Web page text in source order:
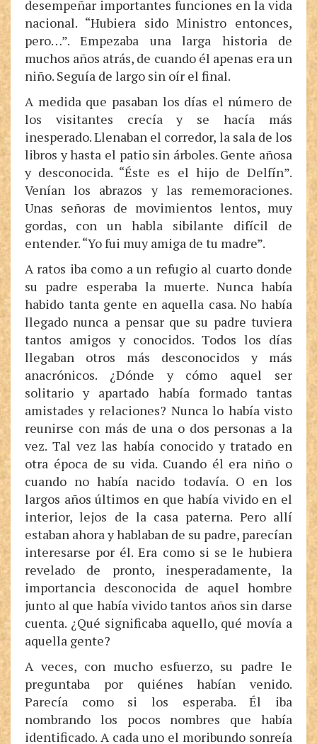
desempeñar importantes funciones en la vida
nacional. “Hubiera sido Ministro entonces,
pero…”. Empezaba una larga historia de
muchos años atrás, de cuando él apenas era un
niño. Seguía de largo sin oír el final.
A medida que pasaban los días el número de
los visitantes crecía y se hacía más
inesperado. Llenaban el corredor, la sala de los
libros y hasta el patio sin árboles. Gente añosa
y desconocida. “Éste es el hijo de Delfín”.
Venían los abrazos y las rememoraciones.
Unas señoras de movimientos lentos, muy
gordas, con un habla sibilante difícil de
entender. “Yo fui muy amiga de tu madre”.
A ratos iba como a un refugio al cuarto donde
su padre esperaba la muerte. Nunca había
habido tanta gente en aquella casa. No había
llegado nunca a pensar que su padre tuviera
tantos amigos y conocidos. Todos los días
llegaban otros más desconocidos y más
anacrónicos. ¿Dónde y cómo aquel ser
solitario y apartado había formado tantas
amistades y relaciones? Nunca lo había visto
reunirse con más de una o dos personas a la
vez. Tal vez las había conocido y tratado en
otra época de su vida. Cuando él era niño o
cuando no había nacido todavía. O en los
largos años últimos en que había vivido en el
interior, lejos de la casa paterna. Pero allí
estaban ahora y hablaban de su padre, parecían
interesarse por él. Era como si se le hubiera
revelado de pronto, inesperadamente, la
importancia desconocida de aquel hombre
junto al que había vivido tantos años sin darse
cuenta. ¿Qué significaba aquello, qué movía a
aquella gente?
A veces, con mucho esfuerzo, su padre le
preguntaba por quiénes habían venido.
Parecía como si los esperaba. Él iba
nombrando los pocos nombres que había
identificado. A cada uno el moribundo sonreía